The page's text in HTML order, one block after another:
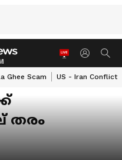
Ghee Scam US - Iran Conflict
തരം